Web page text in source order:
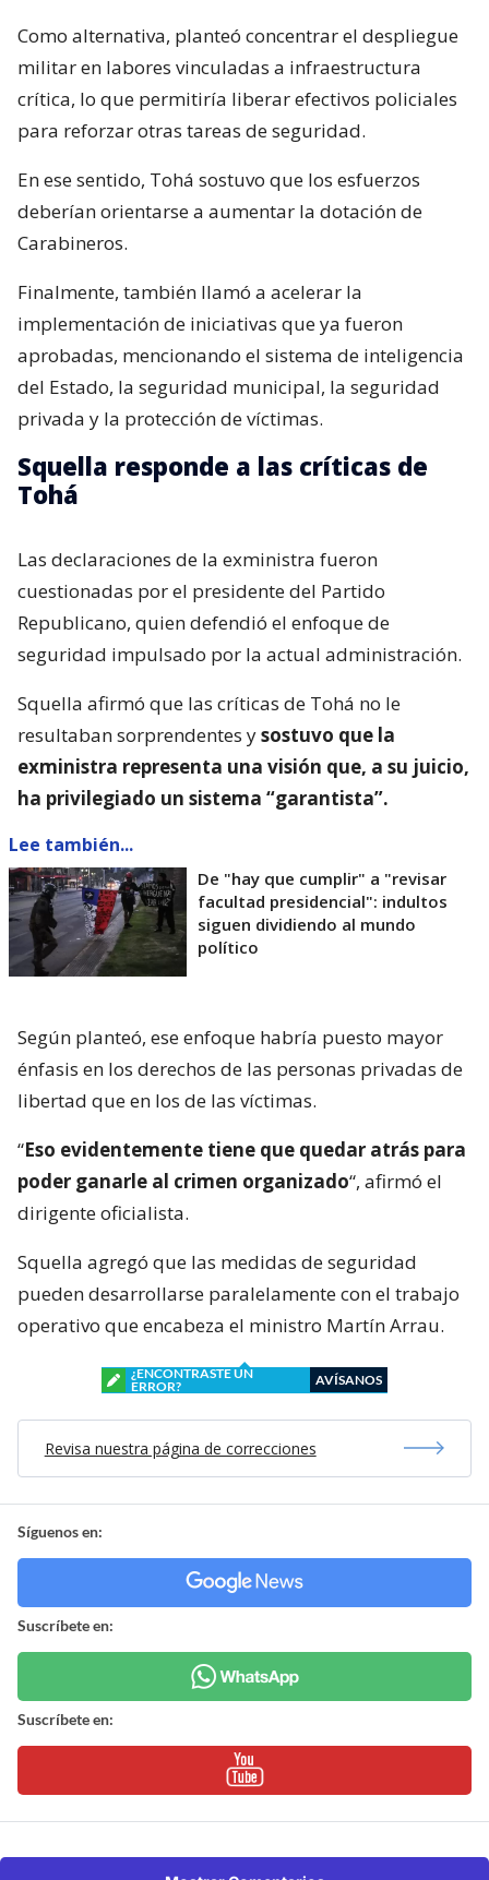
Como alternativa, planteó concentrar el despliegue
militar en labores vinculadas a infraestructura
crítica, lo que permitiría liberar efectivos policiales
para reforzar otras tareas de seguridad.
En ese sentido, Tohá sostuvo que los esfuerzos
deberían orientarse a aumentar la dotación de
Carabineros.
Finalmente, también llamó a acelerar la
implementación de iniciativas que ya fueron
aprobadas, mencionando el sistema de inteligencia
del Estado, la seguridad municipal, la seguridad
privada y la protección de víctimas.
Squella responde a las críticas de
Tohá
Las declaraciones de la exministra fueron
cuestionadas por el presidente del Partido
Republicano, quien defendió el enfoque de
seguridad impulsado por la actual administración.
Squella afirmó que las críticas de Tohá no le
resultaban sorprendentes ysostuvo que la
exministra representa una visión que, a su juicio,
ha privilegiado un sistema “garantista”.
Lee también...
De "hay que cumplir" a "revisar
facultad presidencial": indultos
siguen dividiendo al mundo
político
Según planteó, ese enfoque habría puesto mayor
énfasis en los derechos de las personas privadas de
libertad que en los de las víctimas.
“Eso evidentemente tiene que quedar atrás para
poder ganarle al crimen organizado“, afirmó el
dirigente oficialista.
Squella agregó que las medidas de seguridad
pueden desarrollarse paralelamente con el trabajo
operativo que encabeza el ministro Martín Arrau.
¿ENCONTRASTE UN
ERROR?
AVÍSANOS
Revisa nuestra página de correcciones
Síguenos en:
Suscríbete en:
Suscríbete en: